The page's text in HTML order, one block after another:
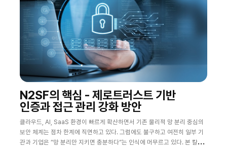
N2SF의 핵심 - 제로트러스트 기반
인증과 접근 관리 강화 방안
클라우드, AI, SaaS 환경이 빠르게 확산하면서 기존 물리적 망 분리 중심의
보안 체계는 점차 한계에 직면하고 있다. 그럼에도 불구하고 여전히 일부 기
관과 기업은 “망 분리만 지키면 충분하다”는 인식에 머무르고 있다. 본 칼럼